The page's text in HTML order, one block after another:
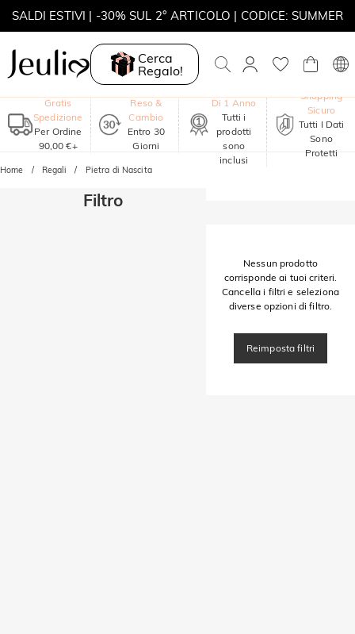
SALDI ESTIVI | -30% SUL 2° ARTICOLO | CODICE: SUMMER
MOVE MY WAY | ACQUISTA 3, COLLANA IN REGALO
Cerca
Regalo!
Gratis
Spedizione
Per Ordine
90,00 €+
Reso &
Cambio
Entro 30
Giorni
Di 1 Anno
Tutti i
prodotti
sono
inclusi
Shopping
Sicuro
Tutti I Dati
Sono
Protetti
Home Regali Pietra di Nascita
Filtro
Nessun prodotto
corrisponde ai tuoi criteri.
Cancella i filtri e seleziona
diverse opzioni di filtro.
Reimposta filtri